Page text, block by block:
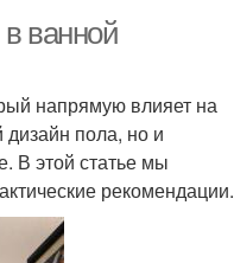
ванной
напрямую влияет на
дизайн пола, но и
В этой статье мы
рекомендации.